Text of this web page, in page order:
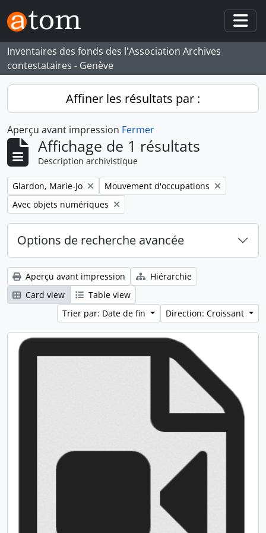
Skip to main content
Inventaires des fonds des l'Association Archives
contestataires - Genève
Affiner les résultats par :
Aperçu avant impression Fermer
Affichage de 1 résultats
Description archivistique
Remove filter:
Glardon, Marie-Jo Remove filter:
Mouvement d'occupations
Remove filter:
Avec objets numériques
Options de recherche avancée
Aperçu avant impression
Hiérarchie
Card view
Table view
Trier par: Date de fin
Direction: Croissant